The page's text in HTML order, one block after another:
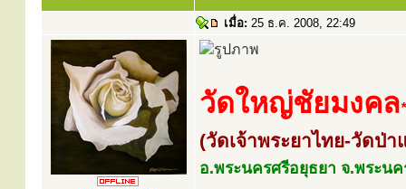
เมื่อ: 25 ธ.ค. 2008, 22:49
วัดใหญ่ชัยมงคล*
(วัดเจ้าพระยาไทย-วัดป่า
อ.พระนครศรีอยุธยา จ.พระน